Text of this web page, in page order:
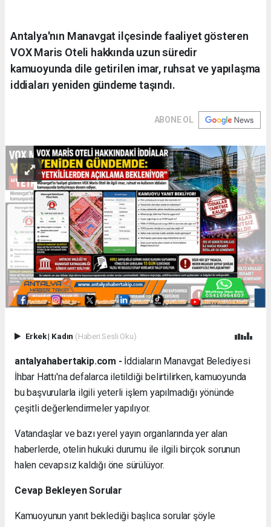
Antalya'nın Manavgat ilçesinde faaliyet gösteren
VOX Maris Oteli hakkında uzun süredir
kamuoyunda dile getirilen imar, ruhsat ve yapılaşma
iddiaları yeniden gündeme taşındı.
ABONE OL
Erkek| Kadın (Haberi Sesli Oku)
antalyahabertakip.com - İddiaların Manavgat Belediyesi
İhbar Hattı'na defalarca iletildiği belirtilirken, kamuoyunda
bu başvurularla ilgili yeterli işlem yapılmadığı yönünde
çeşitli değerlendirmeler yapılıyor.
Vatandaşlar ve bazı yerel yayın organlarında yer alan
haberlerde, otelin hukuki durumu ile ilgili birçok sorunun
halen cevapsız kaldığı öne sürülüyor.
Cevap Bekleyen Sorular
Kamuoyunun yanıt beklediği başlıca sorular şöyle